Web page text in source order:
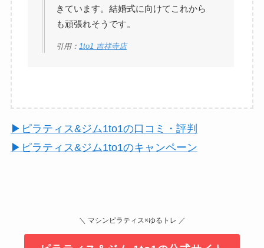
きています。結婚式に向けてこれから
も頑張れそうです。
引用：1to1 吉祥寺店
▶︎ピラティス&ジム1to1の口コミ・評判
▶︎ピラティス&ジム1to1のキャンペーン
＼ マシンピラティス×ゆるトレ ／